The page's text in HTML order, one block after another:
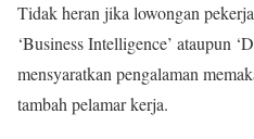
Tidak heran jika lowongan
‘Business Intelligence’ ataupun
mensyaratkan pengalaman
tambah pelamar kerja.